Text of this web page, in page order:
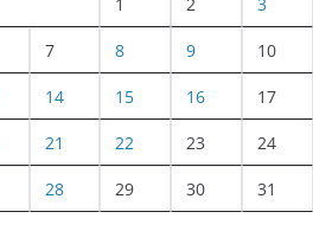
7 8 9 10
14 15 16 17
21 22 23 24
28 29 30 31